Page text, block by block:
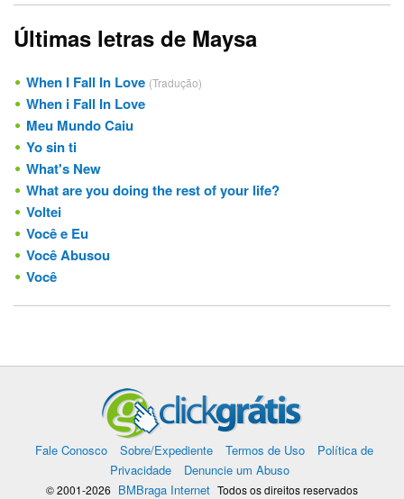
Últimas letras de Maysa
When I Fall In Love (Tradução)
When i Fall In Love
Meu Mundo Caiu
Yo sin ti
What's New
What are you doing the rest of your life?
Voltei
Você e Eu
Você Abusou
Você
Fale Conosco Sobre/Expediente Termos de Uso
Política de
Privacidade
Denuncie um Abuso
© 2001-2026 BMBraga Internet Todos os direitos reservados